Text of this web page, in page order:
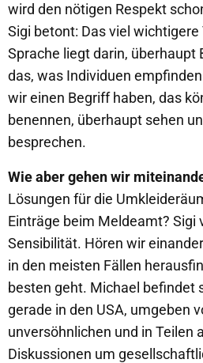
wird den nötigen Respekt
Sigi betont: Das viel
Sprache liegt darin, überhaupt
das, was Individuen
wir einen Begriff haben, das
benennen, überhaupt sehen
besprechen.
Wie aber gehen wir
Lösungen für die
Einträge beim Meldeamt? Sigi
Sensibilität. Hören wir
in den meisten Fällen
besten geht. Michael befindet
gerade in den USA, umgeben
unversöhnlichen und in Teilen
Diskussionen um